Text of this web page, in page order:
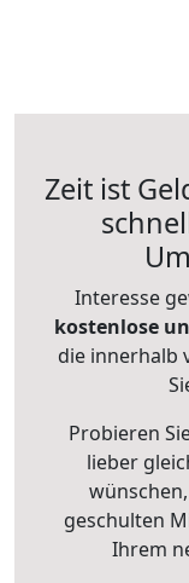
Zeit ist
Interesse
kostenlose
die innerhalb
Probieren
lieber
geschulten
Ihrem